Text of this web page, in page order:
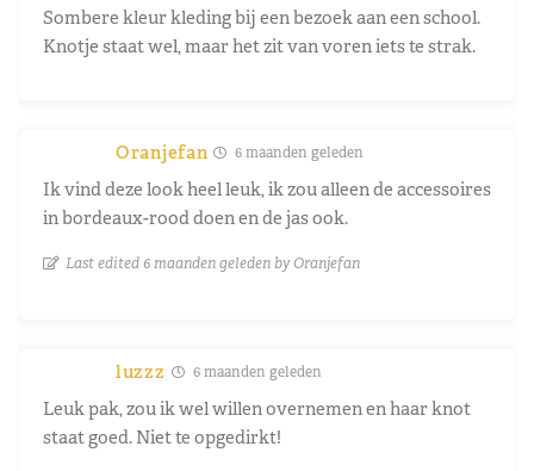
Sombere kleur kleding bij een bezoek aan een school.
Knotje staat wel, maar het zit van voren iets te strak.
Oranjefan 6 maanden geleden
Ik vind deze look heel leuk, ik zou alleen de accessoires
in bordeaux-rood doen en de jas ook.
Last edited 6 maanden geleden by Oranjefan
luzzz 6 maanden geleden
Leuk pak, zou ik wel willen overnemen en haar knot
staat goed. Niet te opgedirkt!